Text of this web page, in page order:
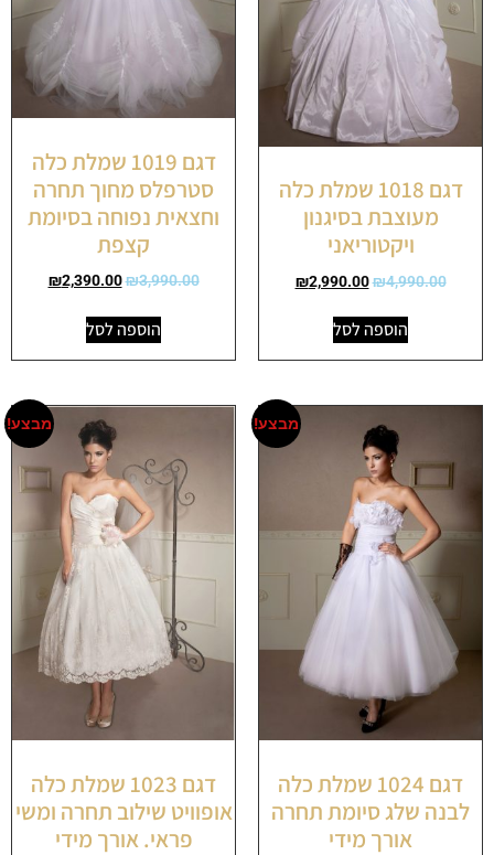
דגם 1018 שמלת כלה
מעוצבת בסיגנון
ויקטוריאני
₪4,990.00
₪2,990.00
הוספה לסל
דגם 1019 שמלת כלה
סטרפלס מחוך תחרה
וחצאית נפוחה בסיומת
קצפת
₪3,990.00
₪2,390.00
הוספה לסל
מבצע!
דגם 1024 שמלת כלה
לבנה שלג סיומת תחרה
אורך מידי
מבצע!
דגם 1023 שמלת כלה
אופוויט שילוב תחרה ומשי
פראי. אורך מידי